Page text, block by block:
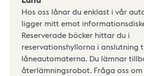
Hos oss lånar du enklast i vår
ligger mitt emot
Reserverade böcker hittar du i
reservationshyllorna i anslutning
låneautomaterna. Du lämnar
återlämningsrobot. Fråga oss